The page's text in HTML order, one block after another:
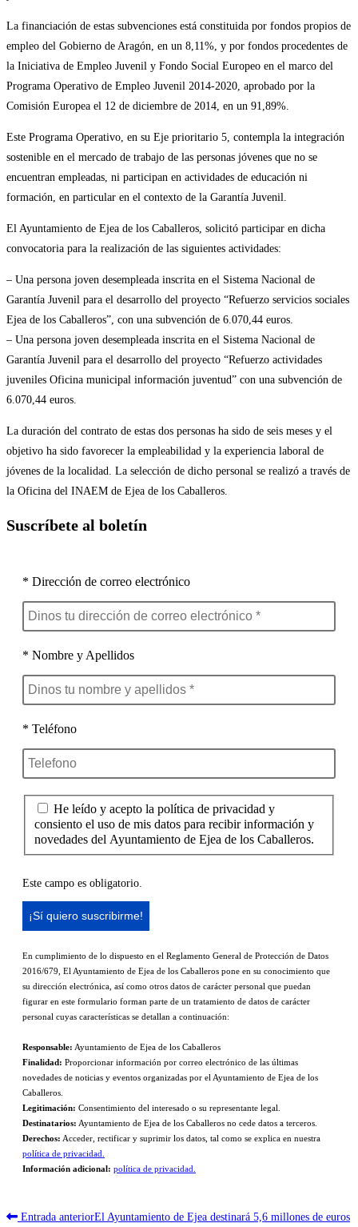
La financiación de estas subvenciones está constituida por fondos propios de
empleo del Gobierno de Aragón, en un 8,11%, y por fondos procedentes de
la Iniciativa de Empleo Juvenil y Fondo Social Europeo en el marco del
Programa Operativo de Empleo Juvenil 2014-2020, aprobado por la
Comisión Europea el 12 de diciembre de 2014, en un 91,89%.
Este Programa Operativo, en su Eje prioritario 5, contempla la integración
sostenible en el mercado de trabajo de las personas jóvenes que no se
encuentran empleadas, ni participan en actividades de educación ni
formación, en particular en el contexto de la Garantía Juvenil.
El Ayuntamiento de Ejea de los Caballeros, solicitó participar en dicha
convocatoria para la realización de las siguientes actividades:
– Una persona joven desempleada inscrita en el Sistema Nacional de
Garantía Juvenil para el desarrollo del proyecto “Refuerzo servicios sociales
Ejea de los Caballeros”, con una subvención de 6.070,44 euros.
– Una persona joven desempleada inscrita en el Sistema Nacional de
Garantía Juvenil para el desarrollo del proyecto “Refuerzo actividades
juveniles Oficina municipal información juventud” con una subvención de
6.070,44 euros.
La duración del contrato de estas dos personas ha sido de seis meses y el
objetivo ha sido favorecer la empleabilidad y la experiencia laboral de
jóvenes de la localidad. La selección de dicho personal se realizó a través de
la Oficina del INAEM de Ejea de los Caballeros.
Suscríbete al boletín
* Dirección de correo electrónico
* Nombre y Apellidos
* Teléfono
He leído y acepto la política de privacidad y
consiento el uso de mis datos para recibir información y
novedades del Ayuntamiento de Ejea de los Caballeros.
Este campo es obligatorio.
En cumplimiento de lo dispuesto en el Reglamento General de Protección de Datos
2016/679, El Ayuntamiento de Ejea de los Caballeros pone en su conocimiento que
su dirección electrónica, así como otros datos de carácter personal que puedan
figurar en este formulario forman parte de un tratamiento de datos de carácter
personal cuyas características se detallan a continuación:
Responsable: Ayuntamiento de Ejea de los Caballeros
Finalidad: Proporcionar información por correo electrónico de las últimas
novedades de noticias y eventos organizadas por el Ayuntamiento de Ejea de los
Caballeros.
Legitimación: Consentimiento del interesado o su representante legal.
Destinatarios: Ayuntamiento de Ejea de los Caballeros no cede datos a terceros.
Derechos: Acceder, rectificar y suprimir los datos, tal como se explica en nuestra
política de privacidad.
Información adicional: política de privacidad.
LeerEntrada anteriorEl Ayuntamiento de Ejea destinará 5,6 millones de euros